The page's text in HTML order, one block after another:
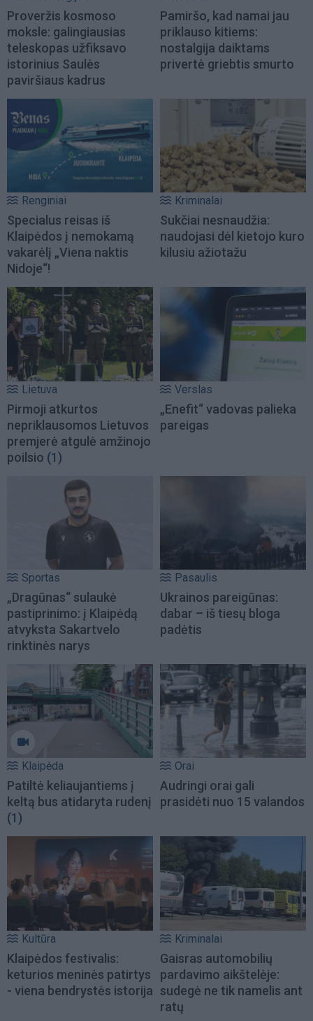
Proveržis kosmoso
moksle: galingiausias
teleskopas užfiksavo
istorinius Saulės
paviršiaus kadrus
Pamiršo, kad namai jau
priklauso kitiems:
nostalgija daiktams
privertė griebtis smurto
Renginiai
Specialus reisas iš
Klaipėdos į nemokamą
vakarėlį „Viena naktis
Nidoje“!
Kriminalai
Sukčiai nesnaudžia:
naudojasi dėl kietojo kuro
kilusiu ažiotažu
Lietuva
Pirmoji atkurtos
nepriklausomos Lietuvos
premjerė atgulė amžinojo
poilsio (1)
Verslas
„Enefit“ vadovas palieka
pareigas
Sportas
„Dragūnas“ sulaukė
pastiprinimo: į Klaipėdą
atvyksta Sakartvelo
rinktinės narys
Pasaulis
Ukrainos pareigūnas:
dabar – iš tiesų bloga
padėtis
Klaipėda
Patiltė keliaujantiems į
keltą bus atidaryta rudenį
(1)
Orai
Audringi orai gali
prasidėti nuo 15 valandos
Kultūra
Klaipėdos festivalis:
keturios meninės patirtys
- viena bendrystės istorija
Kriminalai
Gaisras automobilių
pardavimo aikštelėje:
sudegė ne tik namelis ant
ratų